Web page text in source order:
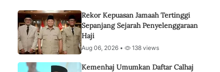
Rekor Kepuasan Jamaah Tertinggi
Sepanjang Sejarah Penyelenggaraan
Haji
Aug 06, 2026 • 138 views
Kemenhaj Umumkan Daftar Calhaj